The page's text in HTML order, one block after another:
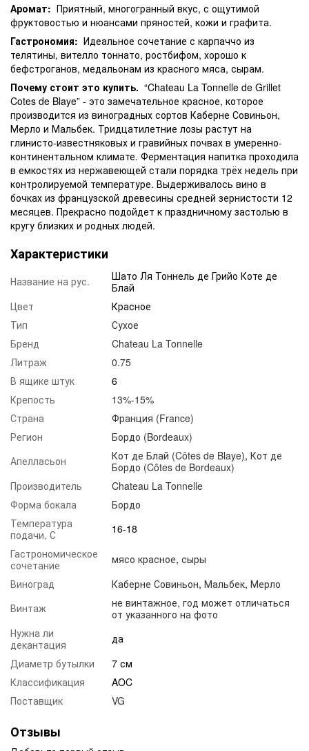
Аромат: Приятный, многогранный вкус, с ощутимой
фруктовостью и нюансами пряностей, кожи и графита.
Гастрономия: Идеальное сочетание с карпаччо из
телятины, вителло тоннато, ростбифом, хорошо к
бефстроганов, медальонам из красного мяса, сырам.
Почему стоит это купить. “Chateau La Tonnelle de Grillet
Cotes de Blaye” - это замечательное красное, которое
производится из виноградных сортов Каберне Совиньон,
Мерло и Мальбек. Тридцатилетние лозы растут на
глинисто-известняковых и гравийных почвах в умеренно-
континентальном климате. Ферментация напитка проходила
в емкостях из нержавеющей стали порядка трёх недель при
контролируемой температуре. Выдерживалось вино в
бочках из французской древесины средней зернистости 12
месяцев. Прекрасно подойдет к праздничному застолью в
кругу близких и родных людей.
Характеристики
Название на рус.
Шато Ля Тоннель де Грийо Коте де
Блай
Цвет
Красное
Тип
Сухое
Бренд
Chateau La Tonnelle
Литраж
0.75
В ящике штук
6
Крепость
13%-15%
Страна
Франция (France)
Регион
Бордо (Bordeaux)
Апелласьон
Кот де Блай (Côtes de Blaye), Кот де
Бордо (Côtes de Bordeaux)
Производитель
Chateau La Tonnelle
Форма бокала
Бордо
Температура
подачи, С
16-18
Гастрономическое
сочетание
мясо красное, сыры
Виноград
Каберне Совиньон, Мальбек, Мерло
Винтаж
не винтажное, год может отличаться
от указанного на фото
Нужна ли
декантация
да
Диаметр бутылки
7 см
Классификация
AOC
Поставщик
VG
Отзывы